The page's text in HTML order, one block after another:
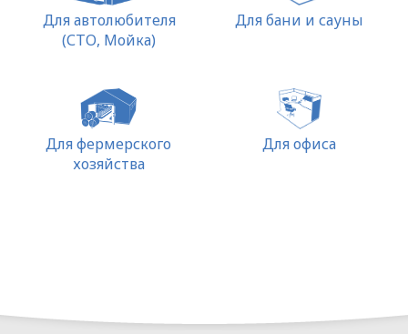
Для автолюбителя
(СТО, Мойка)
Для бани и сауны
Для фермерского
хозяйства
Для офиса
ПОЛИТИКА
ОПЕРАТОРА
В
отношении
обработки
«ОПТИКЭНЕРГОКАБЕЛЬ»